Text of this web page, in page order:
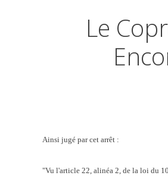
Le
Ainsi jugé par cet arrêt :
"Vu l'article 22, alinéa 2, de la loi du